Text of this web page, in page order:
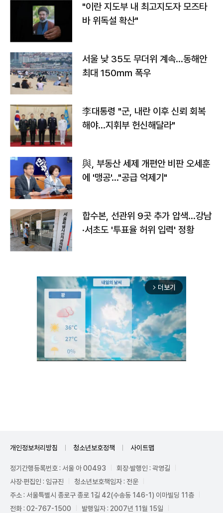
"이란 지도부 내 최고지도자 모즈타
바 위독설 확산"
서울 낮 35도 무더위 계속…동해안
최대 150㎜ 폭우
李대통령 "군, 내란 이후 신뢰 회복
해야…지휘부 헌신해달라"
與, 부동산 세제 개편안 비판 오세훈
에 '맹공'…"공급 억제기"
합수본, 선관위 9곳 추가 압색…강남
·서초도 '투표율 허위 입력' 정황
arrow_forward_ios 더보기
개인정보처리방침 청소년보호정책 사이트맵
정기간행등록번호 : 서울 아 00493
회장·발행인 : 곽영길
사장·편집인 : 임규진
청소년보호책임자 : 전운
주소 : 서울특별시 종로구 종로 1길 42(수송동 146-1) 이마빌딩 11층
전화 : 02-767-1500
발행일자 : 2007년 11월 15일